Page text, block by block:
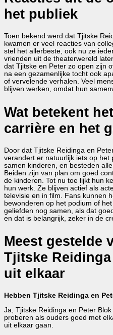
het publiek
Toen bekend werd dat Tjitske
kwamen er veel reacties van
stel het allerbeste, ook nu ze
vrienden uit de theaterwereld
dat Tjitske en Peter zo open zijn
na een gezamenlijke tocht ook
of vervelende verhalen. Veel
blijven werken, omdat hun
Wat betekent
carrière en het
Door dat Tjitske Reidinga en
verandert er natuurlijk iets op het
samen kinderen, en besteden
Beiden zijn van plan om goed
de kinderen. Tot nu toe lijkt hun
hun werk. Ze blijven actief als
televisie en in film. Fans kunnen
bewonderen op het podium of
geliefden nog samen, als dat
en dat is belangrijk, zeker in de
Meest gestelde
Tjitske
uit elkaar
Hebben Tjitske Reidinga en
Ja, Tjitske Reidinga en Peter
proberen als ouders goed met
uit elkaar gaan.